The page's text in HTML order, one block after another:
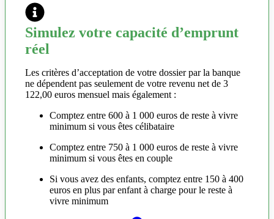
Simulez votre capacité d’emprunt
réel
Les critères d’acceptation de votre dossier par la banque
ne dépendent pas seulement de votre revenu net de 3
122,00 euros mensuel mais également :
Comptez entre 600 à 1 000 euros de reste à vivre
minimum si vous êtes célibataire
Comptez entre 750 à 1 000 euros de reste à vivre
minimum si vous êtes en couple
Si vous avez des enfants, comptez entre 150 à 400
euros en plus par enfant à charge pour le reste à
vivre minimum